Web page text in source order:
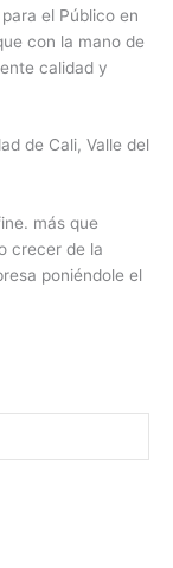
el Público en
con la mano de
calidad y
de Cali, Valle del
más que
crecer de la
poniéndole el